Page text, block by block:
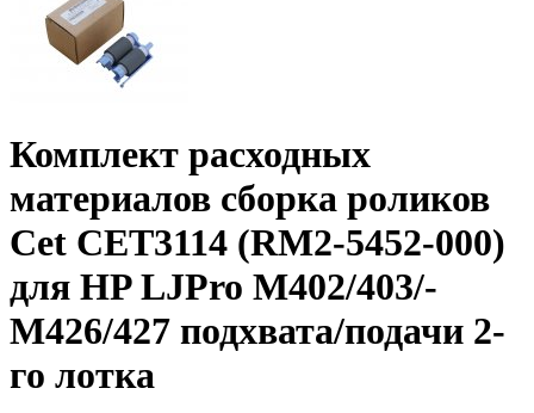
Комплект расходных
материалов сборка роликов
Cet CET3114 (RM2-5452-000)
для HP LJPro M402/­403/­
M426/­427 подхвата/­подачи 2-
го лотка